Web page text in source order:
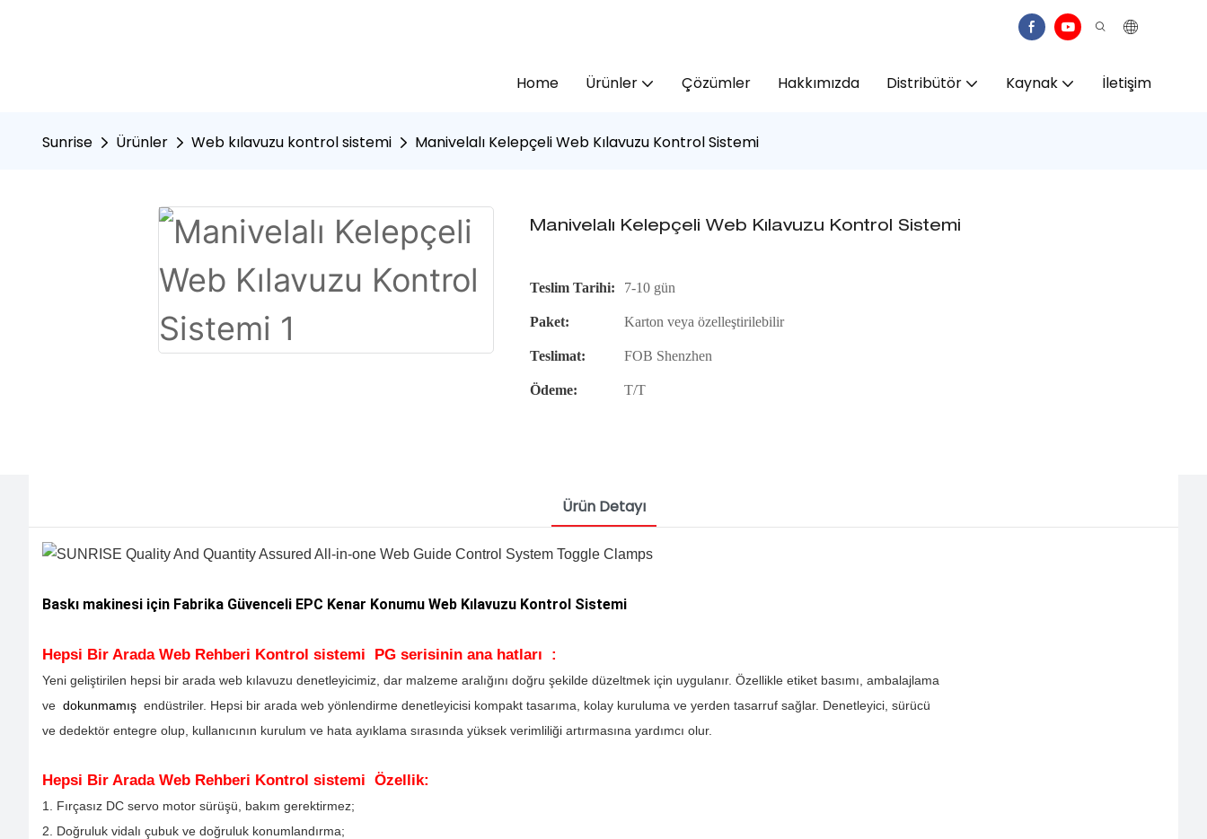
Home Ürünler Çözümler Hakkımızda Distribütör Kaynak İletişim
Sunrise Ürünler Web kılavuzu kontrol sistemi Manivelalı Kelepçeli Web Kılavuzu Kontrol Sistemi
Manivelalı Kelepçeli Web Kılavuzu Kontrol Sistemi
Teslim Tarihi: 7-10 gün
Paket: Karton veya özelleştirilebilir
Teslimat: FOB Shenzhen
Ödeme: T/T
Ürün Detayı
Baskı makinesi için Fabrika Güvenceli EPC Kenar Konumu Web Kılavuzu Kontrol Sistemi
Hepsi Bir Arada Web Rehberi Kontrol sistemi PG serisinin ana hatları :
Yeni geliştirilen hepsi bir arada web kılavuzu denetleyicimiz, dar malzeme aralığını doğru şekilde düzeltmek için uygulanır. Özellikle etiket basımı, ambalajlama
ve dokunmamış endüstriler. Hepsi bir arada web yönlendirme denetleyicisi kompakt tasarıma, kolay kuruluma ve yerden tasarruf sağlar. Denetleyici, sürücü
ve dedektör entegre olup, kullanıcının kurulum ve hata ayıklama sırasında yüksek verimliliği artırmasına yardımcı olur.
Hepsi Bir Arada Web Rehberi Kontrol sistemi Özellik:
1. Fırçasız DC servo motor sürüşü, bakım gerektirmez;
2. Doğruluk vidalı çubuk ve doğruluk konumlandırma;